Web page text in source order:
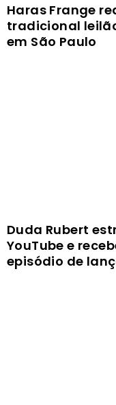
Haras Frange
tradicional
em São Paulo
Duda Rubert
YouTube e
episódio de